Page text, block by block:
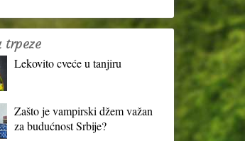
trpeze
Lekovito cveće u tanjiru
Zašto je vampirski džem važan
za budućnost Srbije?